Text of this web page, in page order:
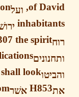
of ועלupon
ירושׁלם
H7307the spirit חן
supplications:
they shall look
אשׁרwhom